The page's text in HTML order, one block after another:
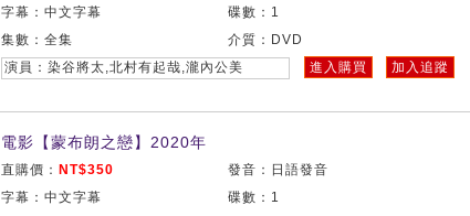
字幕：中文字幕
碟數：1
集數：全集
介質：DVD
演員：染谷將太,北村有起哉,瀧內公美
進入購買 加入追蹤
電影【蒙布朗之戀】2020年
直購價： NT$350
發音：日語發音
字幕：中文字幕
碟數：1